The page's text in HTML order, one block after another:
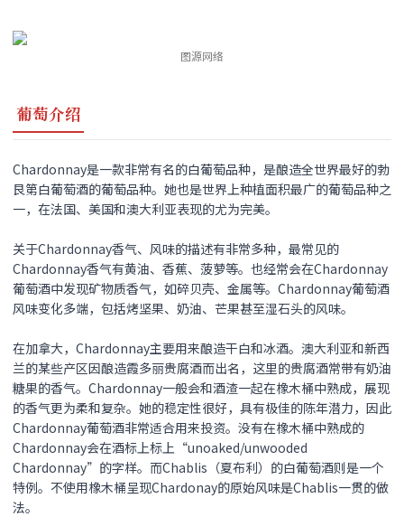
图源网络
葡萄介绍
Chardonnay是一款非常有名的白葡萄品种，是酿造全世界最好的勃
艮第白葡萄酒的葡萄品种。她也是世界上种植面积最广的葡萄品种之
一，在法国、美国和澳大利亚表现的尤为完美。
关于Chardonnay香气、风味的描述有非常多种，最常见的
Chardonnay香气有黄油、香蕉、菠萝等。也经常会在Chardonnay
葡萄酒中发现矿物质香气，如碎贝壳、金属等。Chardonnay葡萄酒
风味变化多端，包括烤坚果、奶油、芒果甚至湿石头的风味。
在加拿大，Chardonnay主要用来酿造干白和冰酒。澳大利亚和新西
兰的某些产区因酿造霞多丽贵腐酒而出名，这里的贵腐酒常带有奶油
糖果的香气。Chardonnay一般会和酒渣一起在橡木桶中熟成，展现
的香气更为柔和复杂。她的稳定性很好，具有极佳的陈年潜力，因此
Chardonnay葡萄酒非常适合用来投资。没有在橡木桶中熟成的
Chardonnay会在酒标上标上“unoaked/unwooded
Chardonnay”的字样。而Chablis（夏布利）的白葡萄酒则是一个
特例。不使用橡木桶呈现Chardonay的原始风味是Chablis一贯的做
法。